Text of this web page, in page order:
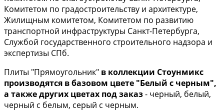
Комитетом по градостроительству и архитектуре,
Жилищным комитетом, Комитетом по развитию
транспортной инфраструктуры Санкт-Петербурга,
Службой государственного строительного надзора и
экспертизы СПб.
Плиты "Прямоугольник" в коллекции Стоунмикс
производятся в базовом цвете "Белый с черным",
а также других цветах под заказ- черный, белый,
черный с белым, серый с черным.